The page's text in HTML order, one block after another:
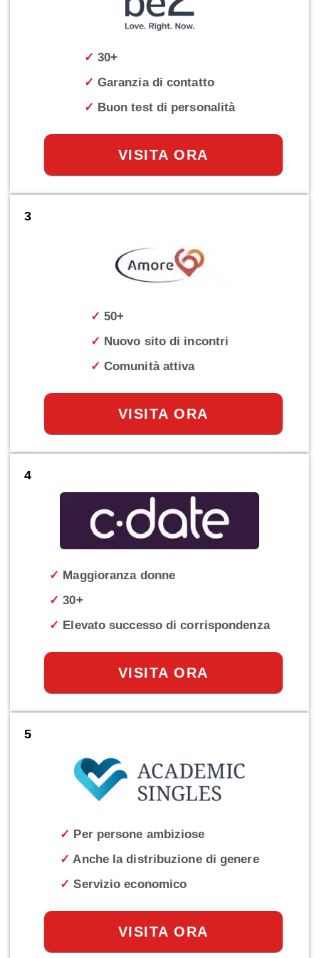
✓ 30+
✓ Garanzia di contatto
✓ Buon test di personalità
VISITA ORA
3
✓ 50+
✓ Nuovo sito di incontri
✓ Comunità attiva
VISITA ORA
4
✓ Maggioranza donne
✓ 30+
✓ Elevato successo di corrispondenza
VISITA ORA
5
✓ Per persone ambiziose
✓ Anche la distribuzione di genere
✓ Servizio economico
VISITA ORA